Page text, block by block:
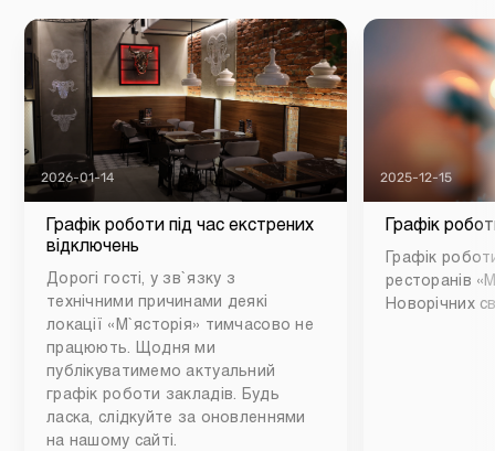
2026-01-14
Графік роботи під час екстрених
відключень
Дорогі гості, у зв`язку з
технічними причинами деякі
локації «М`ясторія» тимчасово не
працюють. Щодня ми
публікуватимемо актуальний
графік роботи закладів. Будь
ласка, слідкуйте за оновленнями
на нашому сайті.
2025-12-15
Графік
Графік
ресторанів
Новорічних